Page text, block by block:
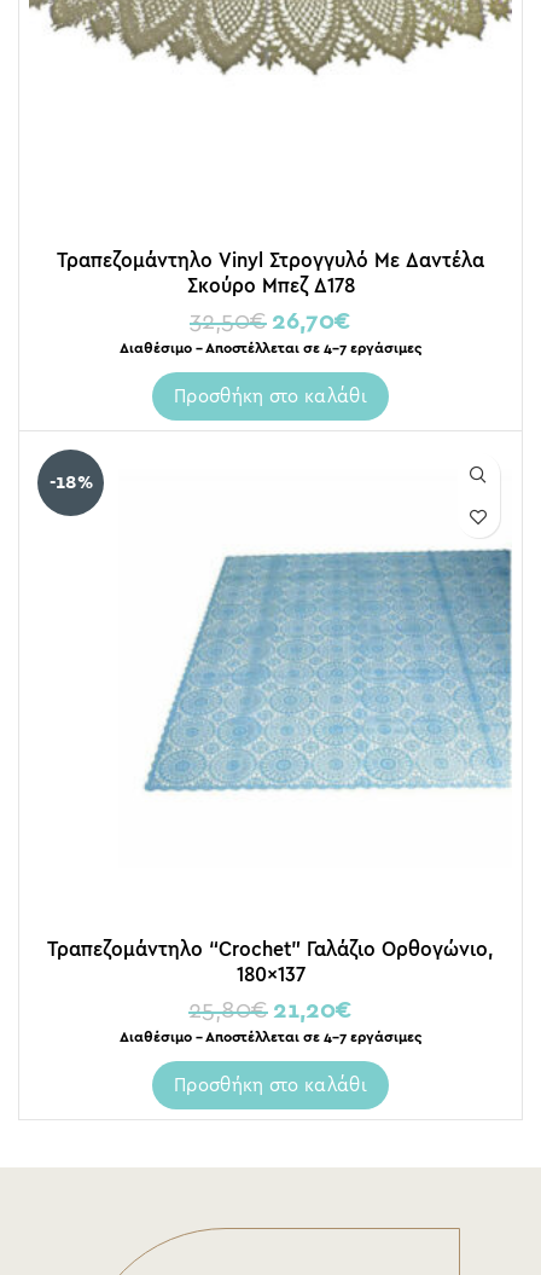
Τραπεζομάντηλο Vinyl Στρογγυλό Με Δαντέλα
Σκούρο Μπεζ Δ178
32,50€ 26,70€
Διαθέσιμο – Αποστέλλεται σε 4-7 εργάσιμες
Προσθήκη στο καλάθι
-18%
Τραπεζομάντηλο “Crochet” Γαλάζιο Ορθογώνιο,
180×137
25,80€ 21,20€
Διαθέσιμο – Αποστέλλεται σε 4-7 εργάσιμες
Προσθήκη στο καλάθι